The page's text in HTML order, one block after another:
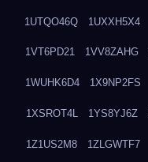
1UTQO46Q 1UXXH5X4
1VT6PD21 1VV8ZAHG
1WUHK6D4 1X9NP2FS
1XSROT4L 1YS8YJ6Z
1Z1US2M8 1ZLGWTF7